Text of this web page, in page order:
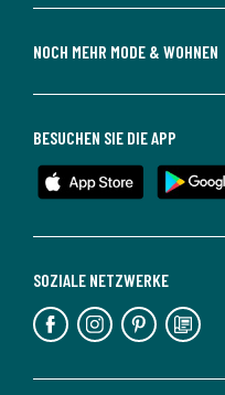
NOCH MEHR MODE & WOHNEN
SOZIALE NETZWERKE
BESUCHEN SIE DIE APP